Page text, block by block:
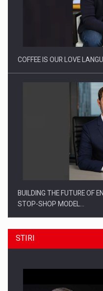
Webinar - Business
Investitii Digitalizare
COFFEE IS OUR LOVE
BUILDING THE FUTURE OF
STOP-SHOP MODEL…
STIRI